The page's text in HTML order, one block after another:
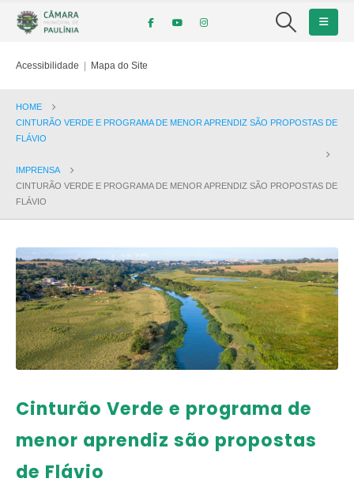
Acessibilidade | Mapa do Site
HOME
CINTURÃO VERDE E PROGRAMA DE MENOR APRENDIZ SÃO PROPOSTAS DE
FLÁVIO
IMPRENSA
CINTURÃO VERDE E PROGRAMA DE MENOR APRENDIZ SÃO PROPOSTAS DE
FLÁVIO
Cinturão Verde e programa de
menor aprendiz são propostas
de Flávio